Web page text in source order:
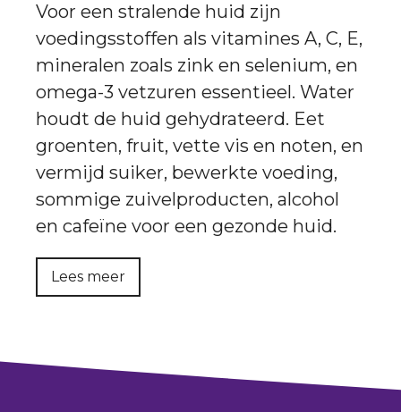
Voor een stralende huid zijn
voedingsstoffen als vitamines A, C, E,
mineralen zoals zink en selenium, en
omega-3 vetzuren essentieel. Water
houdt de huid gehydrateerd. Eet
groenten, fruit, vette vis en noten, en
vermijd suiker, bewerkte voeding,
sommige zuivelproducten, alcohol
en cafeïne voor een gezonde huid.
Lees meer